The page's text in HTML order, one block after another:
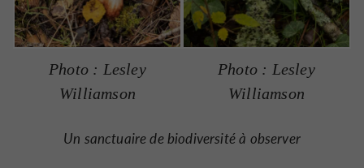
Photo : Lesley
Williamson
Photo : Lesley
Williamson
Un sanctuaire de biodiversité à observer